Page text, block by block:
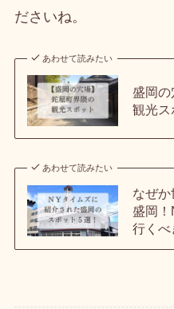
ださいね。
あわせて読みたい
盛岡
観光
あわせて読みたい
なぜ
盛岡
行く